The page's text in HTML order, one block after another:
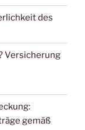
des
Versicherung
gemäß